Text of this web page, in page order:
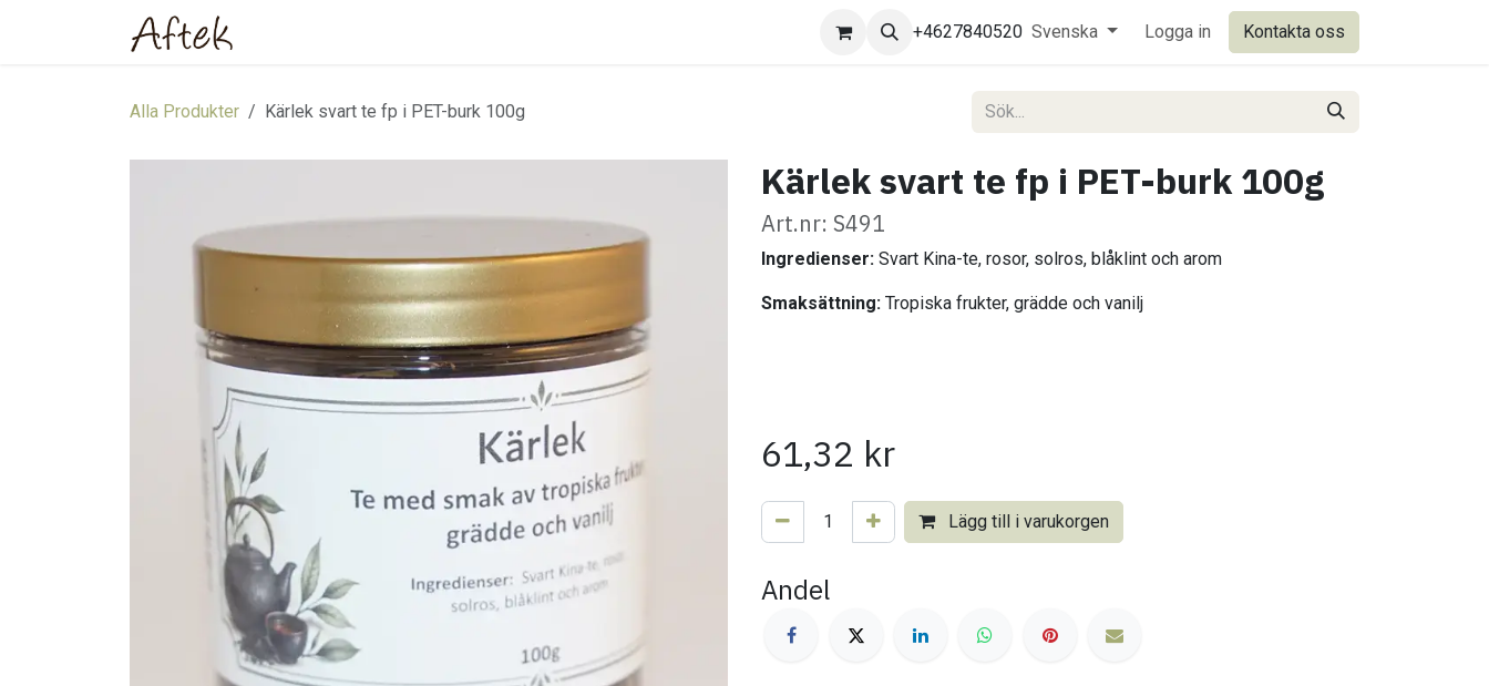
+4627840520 Svenska Logga in Kontakta oss
Alla Produkter Kärlek svart te fp i PET-burk 100g
Kärlek svart te fp i PET-burk 100g
Art.nr: S491
Ingredienser: Svart Kina-te, rosor, solros, blåklint och arom
Smaksättning: Tropiska frukter, grädde och vanilj
61,32 kr
Lägg till i varukorgen
Andel